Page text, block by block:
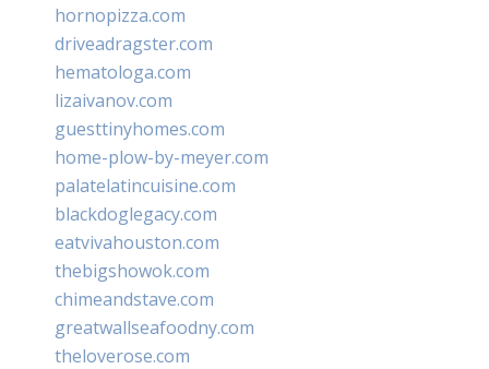
hornopizza.com
driveadragster.com
hematologa.com
lizaivanov.com
guesttinyhomes.com
home-plow-by-meyer.com
palatelatincuisine.com
blackdoglegacy.com
eatvivahouston.com
thebigshowok.com
chimeandstave.com
greatwallseafoodny.com
theloverose.com